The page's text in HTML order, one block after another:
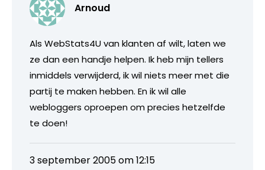
Arnoud
Als WebStats4U van klanten af wilt, laten we
ze dan een handje helpen. Ik heb mijn tellers
inmiddels verwijderd, ik wil niets meer met die
partij te maken hebben. En ik wil alle
webloggers oproepen om precies hetzelfde
te doen!
3 september 2005 om 12:15